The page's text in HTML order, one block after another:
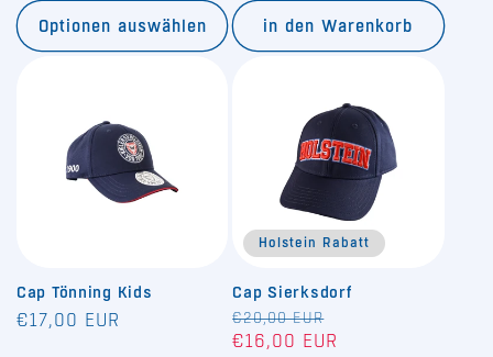
Optionen auswählen in den Warenkorb
Cap Tönning Kids
Normaler
€17,00 EUR
Holstein Rabatt
Cap Sierksdorf
Normaler
Preis
€20,00 EUR
€16,00 EUR